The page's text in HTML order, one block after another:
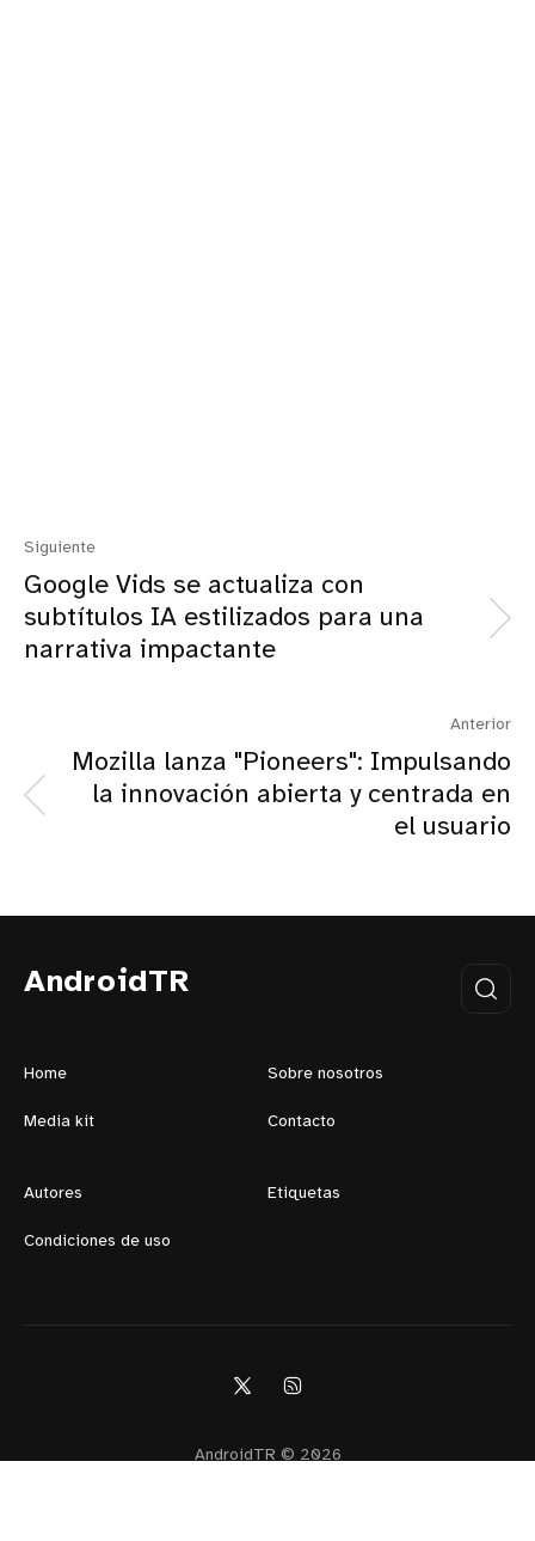
Siguiente
Google Vids se actualiza con
subtítulos IA estilizados para una
narrativa impactante
Anterior
Mozilla lanza "Pioneers": Impulsando
la innovación abierta y centrada en
el usuario
AndroidTR
Home Sobre nosotros
Media kit Contacto
Autores Etiquetas
Condiciones de uso
AndroidTR © 2026